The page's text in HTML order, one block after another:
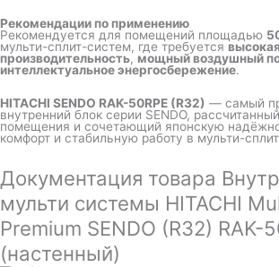
Рекомендации по применению
Рекомендуется для помещений площадью
мульти-сплит-систем, где требуется высокая
производительность, мощный воздушный
интеллектуальное энергосбережение.
HITACHI SENDO RAK-50RPE (R32) — самый
внутренний блок серии SENDO,
помещения и сочетающий японскую
комфорт и стабильную работу в мульти-
Документация товара
мульти системы HITACHI
Premium SENDO (R32) RAK-
(настенный)